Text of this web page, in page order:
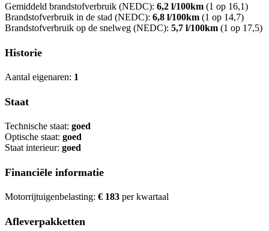
Gemiddeld brandstofverbruik (NEDC): 6,2 l/100km (1 op 16,1)
Brandstofverbruik in de stad (NEDC): 6,8 l/100km (1 op 14,7)
Brandstofverbruik op de snelweg (NEDC): 5,7 l/100km (1 op 17,5)
Historie
Aantal eigenaren: 1
Staat
Technische staat: goed
Optische staat: goed
Staat interieur: goed
Financiële informatie
Motorrijtuigenbelasting: € 183 per kwartaal
Afleverpakketten